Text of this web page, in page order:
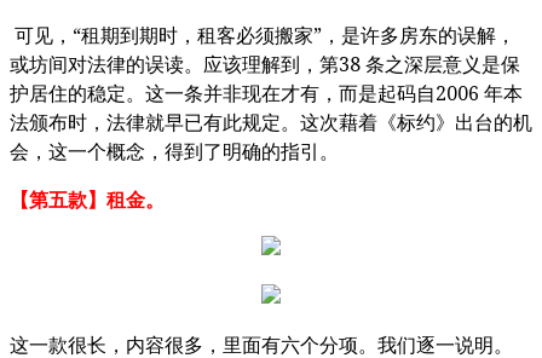
可见， “租期到期时，租客必须搬家” ，是许多房东的误解，
或坊间对法律的误读。应该理解到，第38 条之深层意义是保
护居住的稳定。这一条并非现在才有，而是起码自2006 年本
法颁布时，法律就早已有此规定。这次藉着《标约》出台的机
会，这一个概念，得到了明确的指引。
【第五款】租金。
这一款很长，内容很多，里面有六个分项。 我们逐一说明。